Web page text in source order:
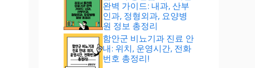
완벽 가이드: 내과, 산부
인과, 정형외과, 요양병
원 정보 총정리
함안군 비뇨기과 진료 안
내: 위치, 운영시간, 전화
번호 총정리!